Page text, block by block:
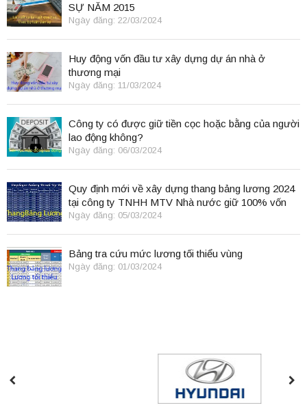
SỰ NĂM 2015
Ngày đăng: 22/03/2024
Huy động vốn đầu tư xây dựng dự án nhà ở
thương mại
Ngày đăng: 11/03/2024
Công ty có được giữ tiền cọc hoặc bằng của người
lao động không?
Ngày đăng: 06/03/2024
Quy định mới về xây dựng thang bảng lương 2024
tại công ty TNHH MTV Nhà nước giữ 100% vốn
điều lệ
Ngày đăng: 05/03/2024
Bảng tra cứu mức lương tối thiểu vùng
Ngày đăng: 01/03/2024